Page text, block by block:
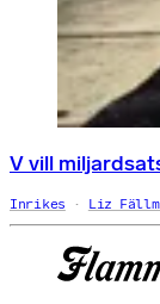
V vill
Inrikes Liz